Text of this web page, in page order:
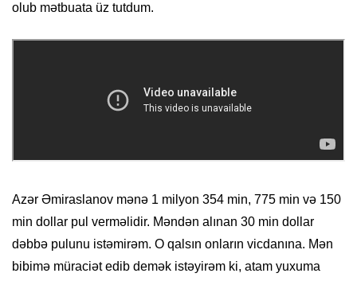
olub mətbuata üz tutdum.
Azər Əmiraslanov mənə 1 milyon 354 min, 775 min və 150
min dollar pul verməlidir. Məndən alınan 30 min dollar
dəbbə pulunu istəmirəm. O qalsın onların vicdanına. Mən
bibimə müraciət edib demək istəyirəm ki, atam yuxuma